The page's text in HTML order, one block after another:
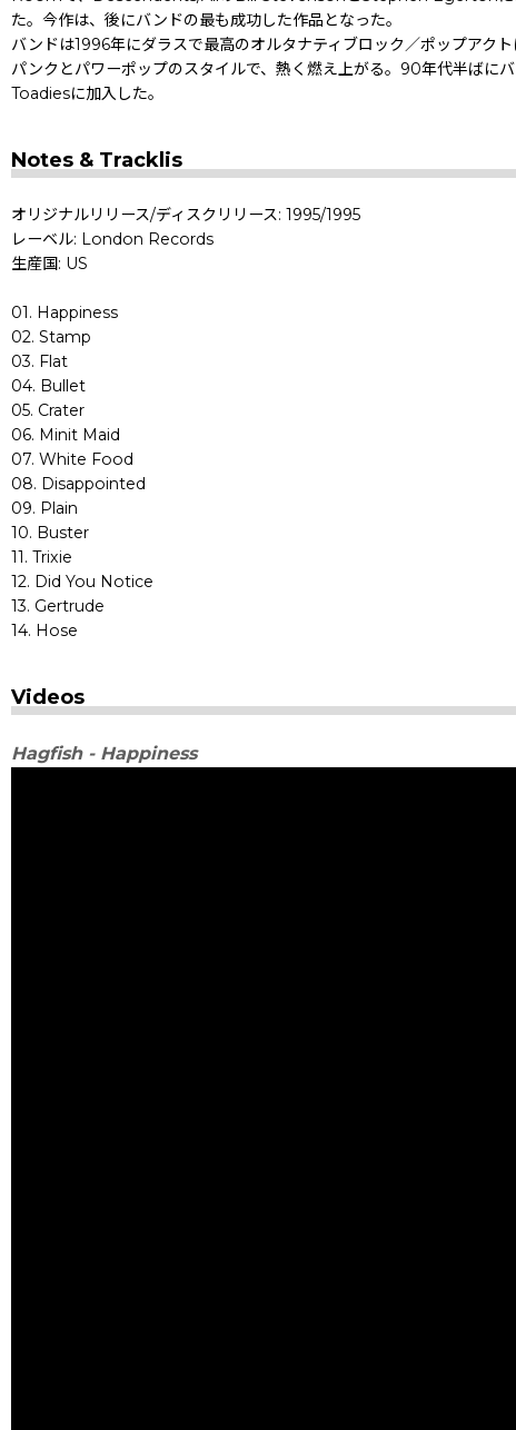
た。今作は、後にバンドの最も成功した作品となった。
バンドは1996年にダラスで最高のオルタナティブロック／ポップア
パンクとパワーポップのスタイルで、熱く燃え上がる。90年代半ば
Toadiesに加入した。
Notes & Tracklis
オリジナルリリース/ディスクリリース: 1995/1995
レーベル: London Records
生産国: US
01. Happiness
02. Stamp
03. Flat
04. Bullet
05. Crater
06. Minit Maid
07. White Food
08. Disappointed
09. Plain
10. Buster
11. Trixie
12. Did You Notice
13. Gertrude
14. Hose
Videos
Hagfish - Happiness